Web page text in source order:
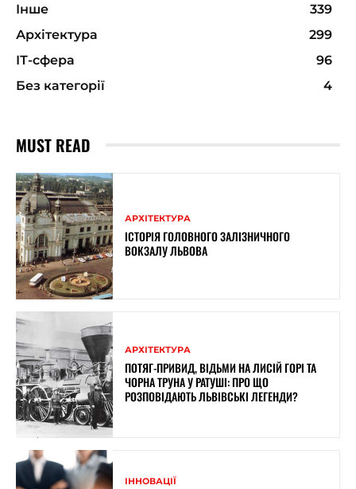
Інше
339
Архітектура
299
ІТ-сфера
96
Без категорії
4
MUST READ
АРХІТЕКТУРА
ІСТОРІЯ ГОЛОВНОГО ЗАЛІЗНИЧНОГО
ВОКЗАЛУ ЛЬВОВА
АРХІТЕКТУРА
ПОТЯГ-ПРИВИД, ВІДЬМИ НА ЛИСІЙ ГОРІ ТА
ЧОРНА ТРУНА У РАТУШІ: ПРО ЩО
РОЗПОВІДАЮТЬ ЛЬВІВСЬКІ ЛЕГЕНДИ?
ІННОВАЦІЇ